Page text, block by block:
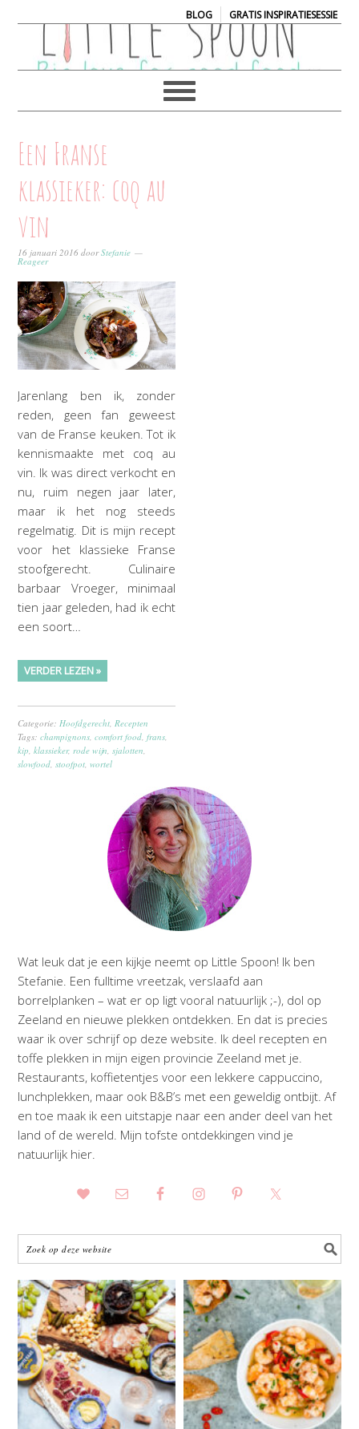
BLOG| GRATIS INSPIRATIESESSIE
Een Franse
klassieker: coq au
vin
16 januari 2016 doorStefanie
Reageer
Jarenlang ben ik, zonder
reden, geen fan geweest
van de Franse keuken. Tot ik
kennismaakte met coq au
vin. Ik was direct verkocht en
nu, ruim negen jaar later,
maar ik het nog steeds
regelmatig. Dit is mijn recept
voor het klassieke Franse
stoofgerecht. Culinaire
barbaar Vroeger, minimaal
tien jaar geleden, had ik echt
een soort…
VERDER LEZEN »
Categorie:Hoofdgerecht,Recepten
Tags:champignons,comfort food,frans,
kip,klassieker,rode wijn,sjalotten,
slowfood,stoofpot,wortel
Wat leuk dat je een kijkje neemt op Little Spoon! Ik ben
Stefanie. Een fulltime vreetzak, verslaafd aan
borrelplanken – wat er op ligt vooral natuurlijk ;-), dol op
Zeeland en nieuwe plekken ontdekken. En dat is precies
waar ik over schrijf op deze website. Ik deel recepten en
toffe plekken in mijn eigen provincie Zeeland met je.
Restaurants, koffietentjes voor een lekkere cappuccino,
lunchplekken, maar ook B&B’s met een geweldig ontbijt. Af
en toe maak ik een uitstapje naar een ander deel van het
land of de wereld. Mijn tofste ontdekkingen vind je
natuurlijk hier.